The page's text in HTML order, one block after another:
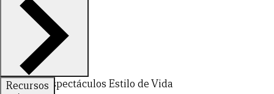
DeportesEspectáculos Estilo de Vida
Recursos
CERRAR